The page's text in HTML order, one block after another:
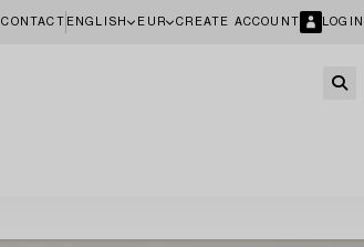
CONTACT ENGLISH EUR CREATE ACCOUNT LOGIN